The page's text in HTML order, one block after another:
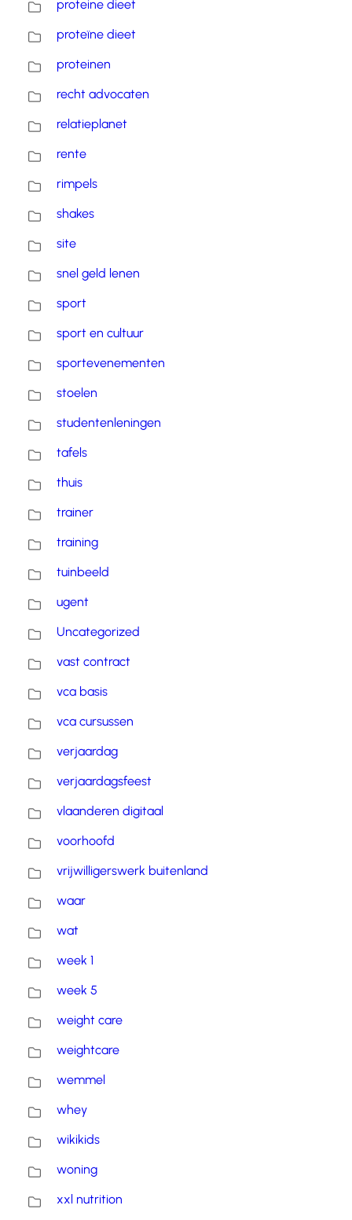
proteine dieet
proteïne dieet
proteinen
recht advocaten
relatieplanet
rente
rimpels
shakes
site
snel geld lenen
sport
sport en cultuur
sportevenementen
stoelen
studentenleningen
tafels
thuis
trainer
training
tuinbeeld
ugent
Uncategorized
vast contract
vca basis
vca cursussen
verjaardag
verjaardagsfeest
vlaanderen digitaal
voorhoofd
vrijwilligerswerk buitenland
waar
wat
week 1
week 5
weight care
weightcare
wemmel
whey
wikikids
woning
xxl nutrition